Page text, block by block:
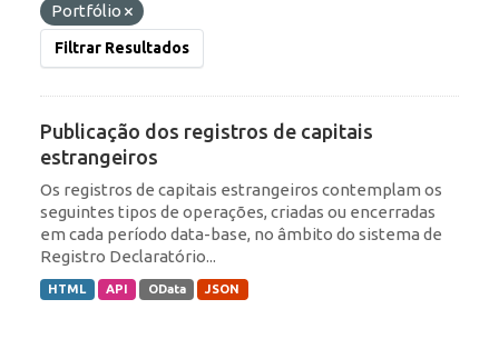
Portfólio
Filtrar Resultados
Publicação dos registros de capitais
estrangeiros
Os registros de capitais estrangeiros contemplam os
seguintes tipos de operações, criadas ou encerradas
em cada período data-base, no âmbito do sistema de
Registro Declaratório...
HTML API OData JSON